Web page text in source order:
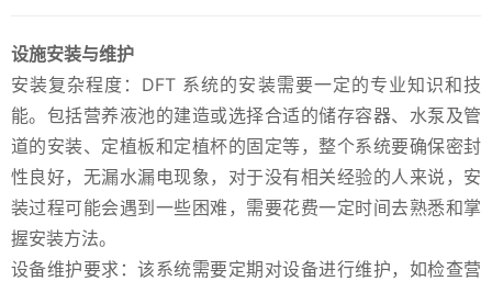
设施安装与维护
安装复杂程度：DFT 系统的安装需要一定的专业知识和技
能。包括营养液池的建造或选择合适的储存容器、水泵及管
道的安装、定植板和定植杯的固定等，整个系统要确保密封
性良好，无漏水漏电现象，对于没有相关经验的人来说，安
装过程可能会遇到一些困难，需要花费一定时间去熟悉和掌
握安装方法。
设备维护要求：该系统需要定期对设备进行维护，如检查营